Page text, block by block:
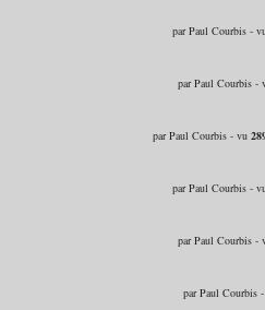
par Paul Courbis -
par Paul Courbis -
par Paul Courbis - vu
par Paul Courbis -
par Paul Courbis -
par Paul Courbis